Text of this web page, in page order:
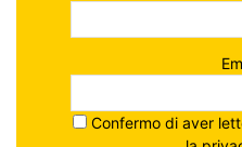
Confermo di aver